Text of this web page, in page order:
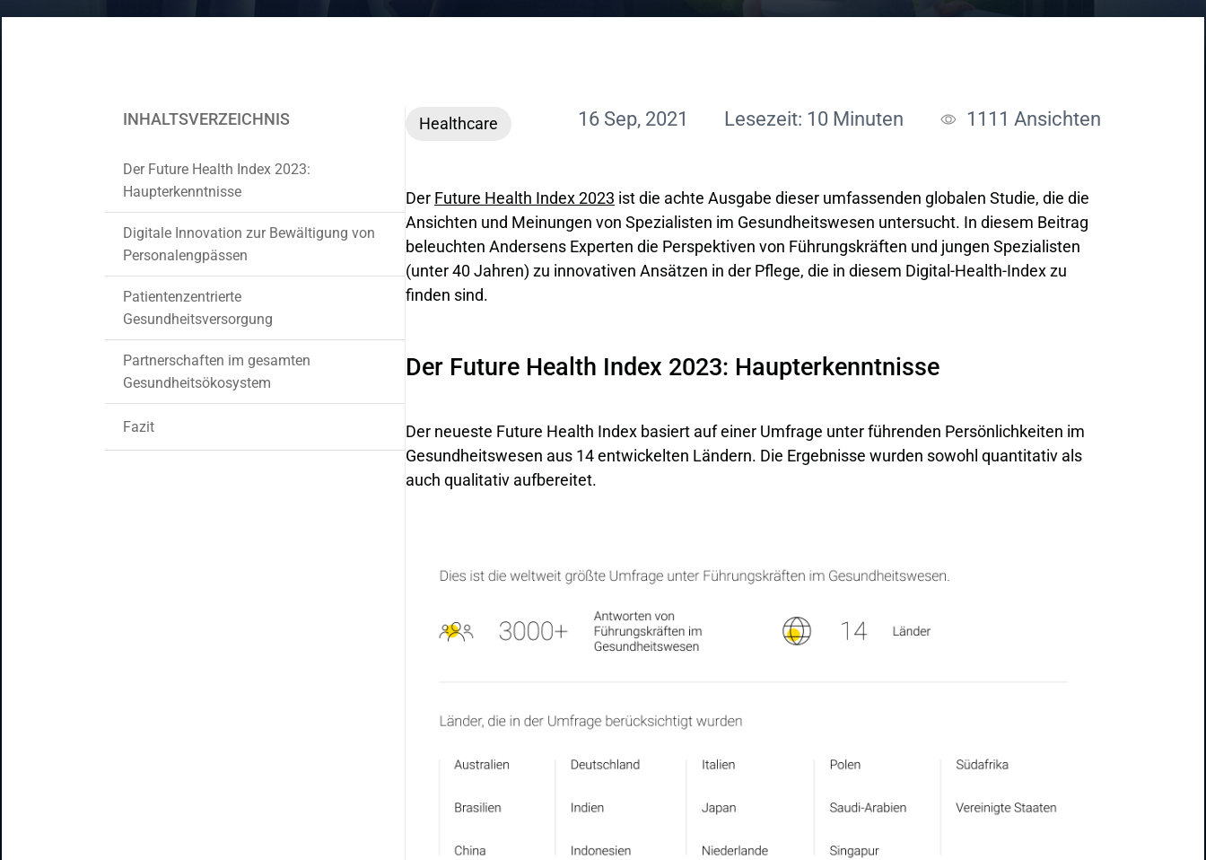
INHALTSVERZEICHNIS
Der Future Health Index 2023:
Haupterkenntnisse
Digitale Innovation zur Bewältigung von
Personalengpässen
Patientenzentrierte
Gesundheitsversorgung
Partnerschaften im gesamten
Gesundheitsökosystem
Fazit
Healthcare 16 Sep, 2021 Lesezeit: 10 Minuten 1111 Ansichten
Der Future Health Index 2023 ist die achte Ausgabe dieser umfassenden globalen Studie, die die
Ansichten und Meinungen von Spezialisten im Gesundheitswesen untersucht. In diesem Beitrag
beleuchten Andersens Experten die Perspektiven von Führungskräften und jungen Spezialisten
(unter 40 Jahren) zu innovativen Ansätzen in der Pflege, die in diesem Digital-Health-Index zu
finden sind.
Der Future Health Index 2023: Haupterkenntnisse
Der neueste Future Health Index basiert auf einer Umfrage unter führenden Persönlichkeiten im
Gesundheitswesen aus 14 entwickelten Ländern. Die Ergebnisse wurden sowohl quantitativ als
auch qualitativ aufbereitet.